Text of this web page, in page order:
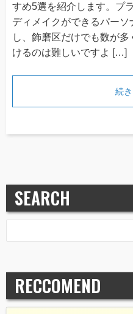
すめ5選を紹介します。プ
ディメイクができるパー
し、飾磨区だけでも数が
けるのは難しいですよ […]
続
SEARCH
RECCOMEND